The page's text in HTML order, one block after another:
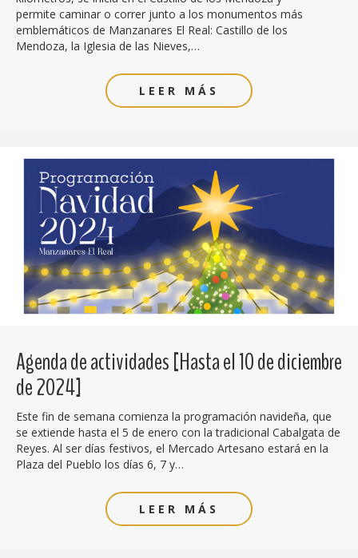
permite caminar o correr junto a los monumentos más
emblemáticos de Manzanares El Real: Castillo de los
Mendoza, la Iglesia de las Nieves,…
LEER MÁS
Agenda de actividades [Hasta el 10 de diciembre
de 2024]
Este fin de semana comienza la programación navideña, que
se extiende hasta el 5 de enero con la tradicional Cabalgata de
Reyes. Al ser días festivos, el Mercado Artesano estará en la
Plaza del Pueblo los días 6, 7 y…
LEER MÁS